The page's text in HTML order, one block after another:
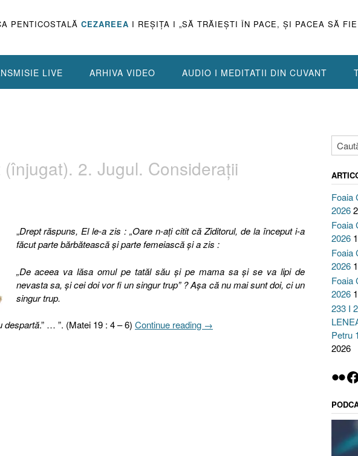
PENTICOSTALĂ CEZAREEA I REŞIŢA I „SĂ TRĂIEŞTI ÎN PACE, ŞI PACEA SĂ
LIVE ARHIVA VIDEO AUDIO I MEDITATII DIN CUVANT
2. Jugul. Consideraţii
„Drept răspuns, El le-a zis : „Oare n-aţi citit că Ziditorul, de la început i-a
făcut parte bărbătească şi parte femeiască şi a zis :
„De aceea va lăsa omul pe tatăl său şi pe mama sa şi se va lipi de
nevasta sa, şi cei doi vor fi un singur trup” ? Aşa că nu mai sunt doi, ci un
singur trup.
despartă.” … ”. (Matei 19 : 4 – 6) Continue reading „Dumnezeu
→
Foaia
2026
Foaia
2026
Foaia
2026
Foaia
2026
233 I
Petru
2026